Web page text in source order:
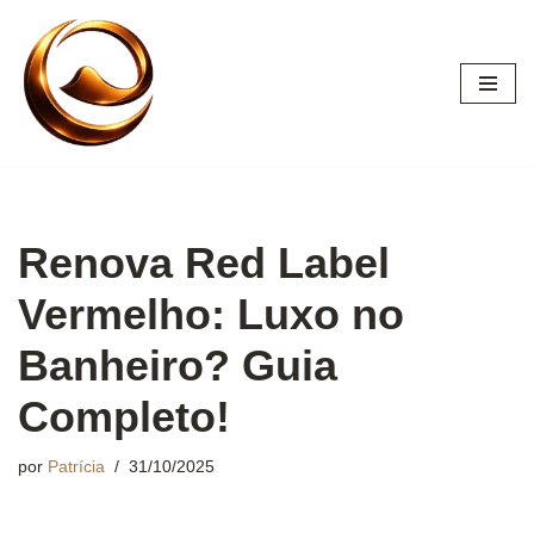
Pular
para
conteúdo
Renova Red Label
Vermelho: Luxo no
Banheiro? Guia
Completo!
por Patrícia 31/10/2025